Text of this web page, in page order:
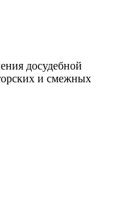
досудебной
и смежных